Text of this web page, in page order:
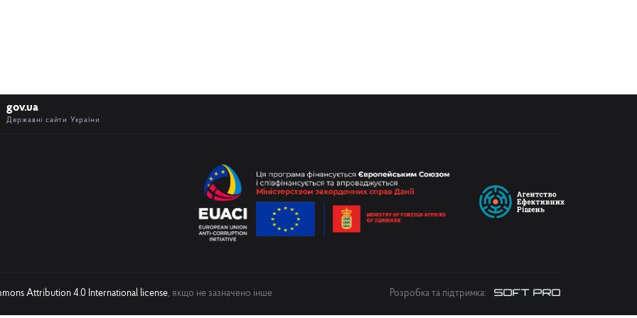
gov.ua
Державні сайти України
Attribution 4.0 International license, якщо не зазначено інше Розробка та підтримка: